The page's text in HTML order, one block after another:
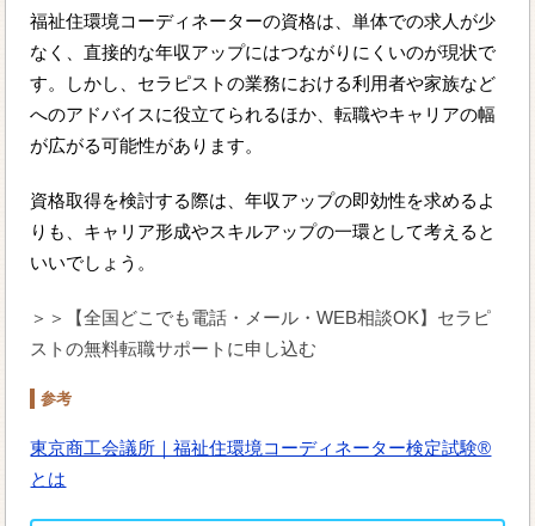
福祉住環境コーディネーターの資格は、単体での求人が少
なく、直接的な年収アップにはつながりにくいのが現状で
す。しかし、セラピストの業務における利用者や家族など
へのアドバイスに役立てられるほか、転職やキャリアの幅
が広がる可能性があります。
資格取得を検討する際は、年収アップの即効性を求めるよ
りも、キャリア形成やスキルアップの一環として考えると
いいでしょう。
＞＞【全国どこでも電話・メール・WEB相談OK】セラピ
ストの無料転職サポートに申し込む
参考
東京商工会議所｜福祉住環境コーディネーター検定試験®
とは